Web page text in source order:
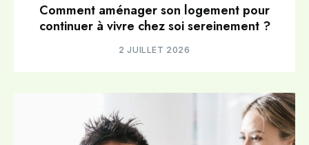
Comment aménager son logement pour
continuer à vivre chez soi sereinement ?
2 JUILLET 2026